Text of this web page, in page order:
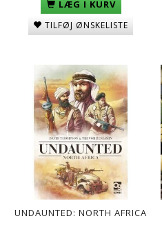
LÆG I KURV
TILFØJ ØNSKELISTE
UNDAUNTED: NORTH AFRICA